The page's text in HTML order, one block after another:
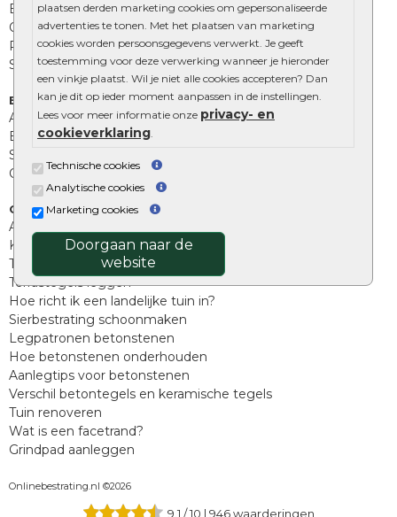
plaatsen derden marketing cookies om gepersonaliseerde
advertenties te tonen. Met het plaatsen van marketing
cookies worden persoonsgegevens verwerkt. Je geeft
toestemming voor deze verwerking wanneer je hieronder
een vinkje plaatst. Wil je niet alle cookies accepteren? Dan
kan je dit op ieder moment aanpassen in de instellingen.
Lees voor meer informatie onze privacy- en
cookieverklaring.
Technische cookies
Analytische cookies
Marketing cookies
Doorgaan naar de
website
Betonbielzen
Opsluitbanden
Palissades
Stapelblokken
Extra benodigdheden
Afwatering en diversen
Beplantings en betonelementen
Split, grind en zand
Oprit tegels
Overig
Aanbiedingen
Kunstgras
Tuintegels outlet
Terrastegels leggen
Hoe richt ik een landelijke tuin in?
Sierbestrating schoonmaken
Legpatronen betonstenen
Hoe betonstenen onderhouden
Aanlegtips voor betonstenen
Verschil betontegels en keramische tegels
Tuin renoveren
Wat is een facetrand?
Grindpad aanleggen
Onlinebestrating.nl ©2026
9.1 / 10 | 946 waarderingen